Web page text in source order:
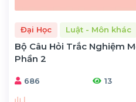
Đại Học Luật - Môn khác
Bộ Câu Hỏi Trắc Nghiệm
Phần 2
686 13